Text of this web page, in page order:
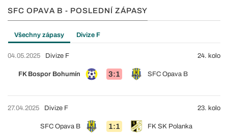
SFC OPAVA B - POSLEDNÍ ZÁPASY
Všechny zápasy Divize F
04.05.2025
FK Bospor Bohumín 3:1 SFC Opava B
Divize F 24. kolo
27.04.2025
SFC Opava B 1:1 FK SK Polanka
Divize F 23. kolo